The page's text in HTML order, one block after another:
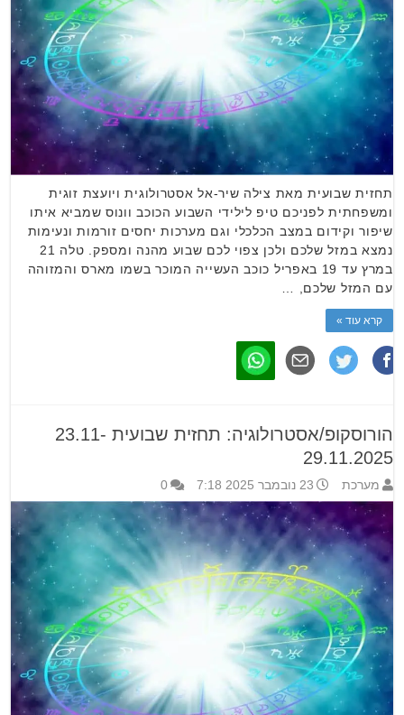
תחזית שבועית מאת צילה שיר-אל אסטרולוגית ויועצת זוגית
ומשפחתית לפניכם טיפ לילידי השבוע הכוכב וונוס שמביא איתו
שיפור וקידום במצב הכלכלי וגם מערכות יחסים זורמות ונעימות
נמצא במזל שלכם ולכן צפוי לכם שבוע מהנה ומספק. טלה 21
במרץ עד 19 באפריל כוכב העשייה המוכר בשמו מארס והמזוהה
עם המזל שלכם, …
קרא עוד »
הורוסקופ/אסטרולוגיה: תחזית שבועית 23.11-
29.11.2025
מערכת 23 נובמבר 2025 7:18 0